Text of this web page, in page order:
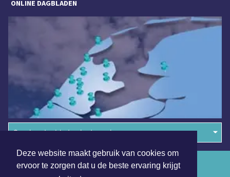
Deze website maakt gebruik van cookies om
ervoor te zorgen dat u de beste ervaring krijgt
ONLINE DAGBLADEN
Overige dagbladen in de regio
Algemene voorwaarden